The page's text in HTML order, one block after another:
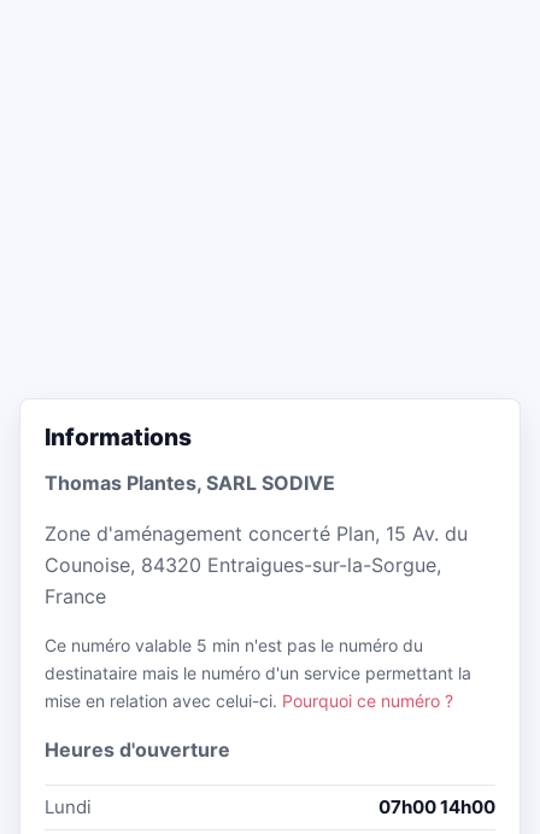
Informations
Thomas Plantes, SARL SODIVE
Zone d'aménagement concerté Plan, 15 Av. du
Counoise, 84320 Entraigues-sur-la-Sorgue,
France
Ce numéro valable 5 min n'est pas le numéro du
destinataire mais le numéro d'un service permettant la
mise en relation avec celui-ci. Pourquoi ce numéro ?
Heures d'ouverture
Lundi
07h00 14h00